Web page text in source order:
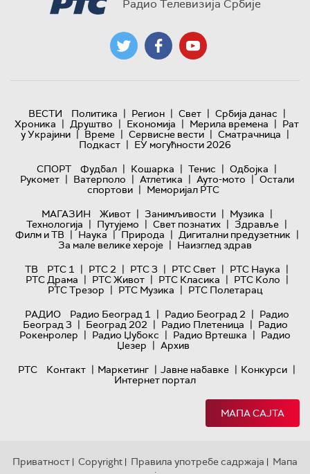
Радио Телевизија Србије
ВЕСТИ Политика | Регион | Свет | Србија данас |
Хроника | Друштво | Економија | Мерила времена | Рат
у Украјини | Време | Сервисне вести | Сматрачница |
Подкаст | ЕУ могућности 2026
СПОРТ
Фудбал | Кошарка | Тенис | Одбојка |
Рукомет | Ватерполо | Атлетика | Ауто-мото | Остали
спортови | Меморијал РТС
МАГАЗИН
Живот | Занимљивости | Музика |
Технологијa | Путујемо | Свет познатих | Здравље |
Филм и ТВ | Наука | Природа | Дигитални предузетник |
За мале велике хероје | Наизглед здрав
ТВ
РТС 1 | РТС 2 | РТС 3 | РТС Свет | РТС Наука |
РТС Драма | РТС Живот | РТС Класика | РТС Коло |
РТС Трезор | РТС Музика | РТС Полетарац
РАДИО
Радио Београд 1 | Радио Београд 2 | Радио
Београд 3 | Београд 202 | Радио Плетеница | Радио
Рокенролер | Радио Џубокс | Радио Вртешка | Радио
Џезер | Архив
РТС
Контакт | Маркетинг | Јавне набавке | Конкурси |
Интернет портал
МАПА САЈТА
Приватност | Copyright | Правила употребе садржаја | Мапа